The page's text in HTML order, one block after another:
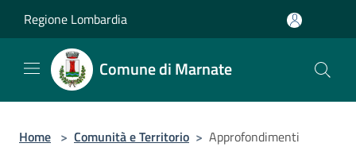
Regione Lombardia
Comune di Marnate
Home > Comunità e Territorio > Approfondimenti